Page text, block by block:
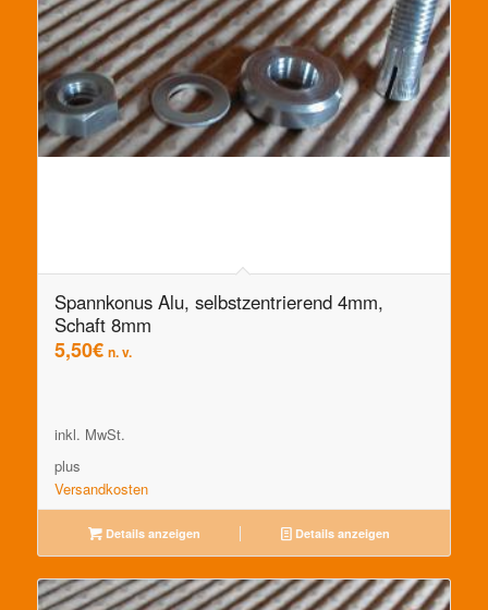
Spannkonus Alu, selbstzentrierend 4mm,
Schaft 8mm
5,50€ n. v.
inkl. MwSt.
plus
Versandkosten
Details anzeigen Details anzeigen